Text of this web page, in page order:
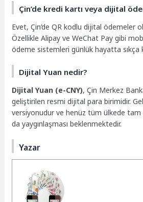
Çin’de kredi kartı veya dijital
Evet, Çin’de QR kodlu dijital ödemeler
Özellikle Alipay ve WeChat Pay gibi
ödeme sistemleri günlük hayatta sıkça
Dijital Yuan nedir?
Dijital Yuan (e-CNY), Çin Merkez
geliştirilen resmi dijital para birimidir.
versiyonudur ve henüz tüm ülkede tam
da yaygınlaşması beklenmektedir.
Yazar